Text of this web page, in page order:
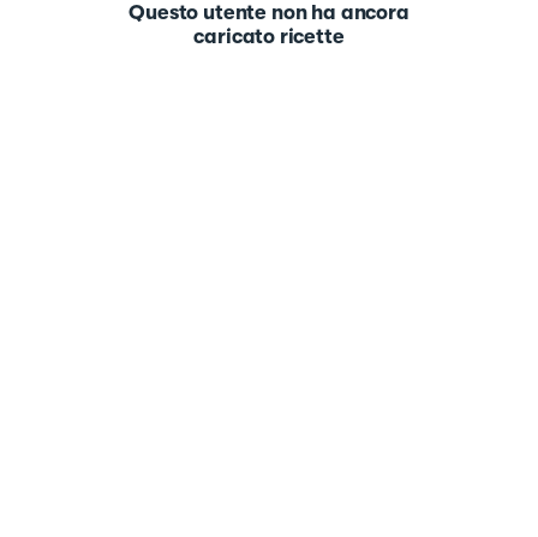
Questo utente non ha ancora
caricato ricette